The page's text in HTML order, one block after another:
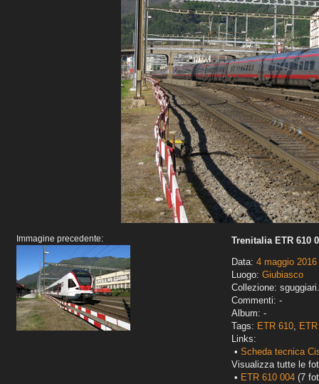
Immagine precedente:
Trenitalia ETR 610
Data: 4 maggio 2016
Luogo: Giubiasco
Collezione:
Commenti: -
Album: -
Tags: ETR 610,
Links:
• Scheda tecnica
Visualizza tutte le
• ETR 610 004 (7